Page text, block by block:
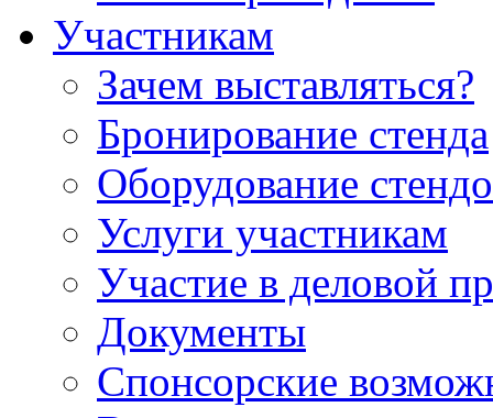
Участникам
Зачем выставляться?
Бронирование стенда
Оборудование
Услуги участникам
Участие в деловой
Документы
Спонсорские